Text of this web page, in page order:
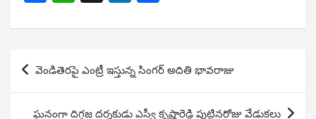
ce
b
o
o
at
s
A
p
ke
dI
n
ar
e
navigation
వెండితెరపై ఎంట్రీ ఇస్తున్న సింగర్ అదితి భావరాజు
ఘనంగా దిగ్గజ దర్శకుడు ఎస్వీ కృష్ణారెడ్డి పుట్టినరోజు వేడుకలు